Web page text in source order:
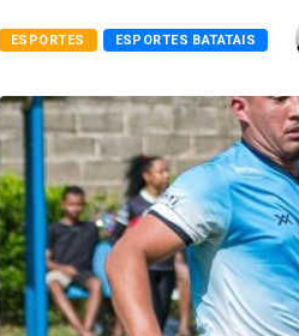
ESPORTES ESPORTES BATATAIS